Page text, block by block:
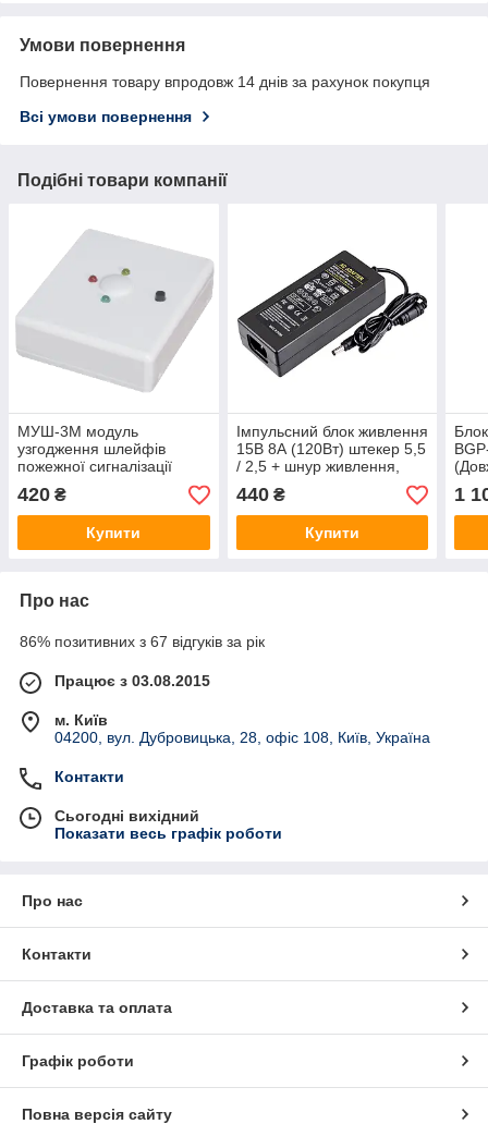
Умови повернення
Повернення товару впродовж 14 днів за рахунок покупця
Всі умови повернення
Подібні товари компанії
МУШ-3М модуль
узгодження шлейфів
пожежної сигналізації
420 ₴
Купити
Імпульсний блок живлення
15В 8А (120Вт) штекер 5,5
/ 2,5 + шнур живлення,
довжина 1,10м
440₴
Купити
1
Про нас
86% позитивних з 67 відгуків за рік
Працює з 03.08.2015
м. Київ
04200, вул. Дубровицька, 28, офіс 108, Київ, Україна
Контакти
Сьогодні вихідний
Показати весь графік роботи
Про нас
Контакти
Доставка та оплата
Графік роботи
Повна версія сайту